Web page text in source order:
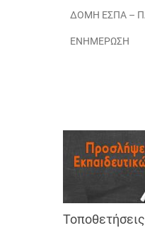
ΔΟΜΉ ΕΣΠΑ –
ΕΝΗΜΈΡΩΣΗ